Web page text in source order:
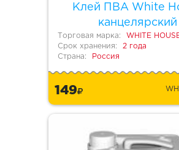
Клей ПВА White
канцелярский
Торговая марка:
WHITE
Срок хранения:
2 года
Страна:
Россия
149